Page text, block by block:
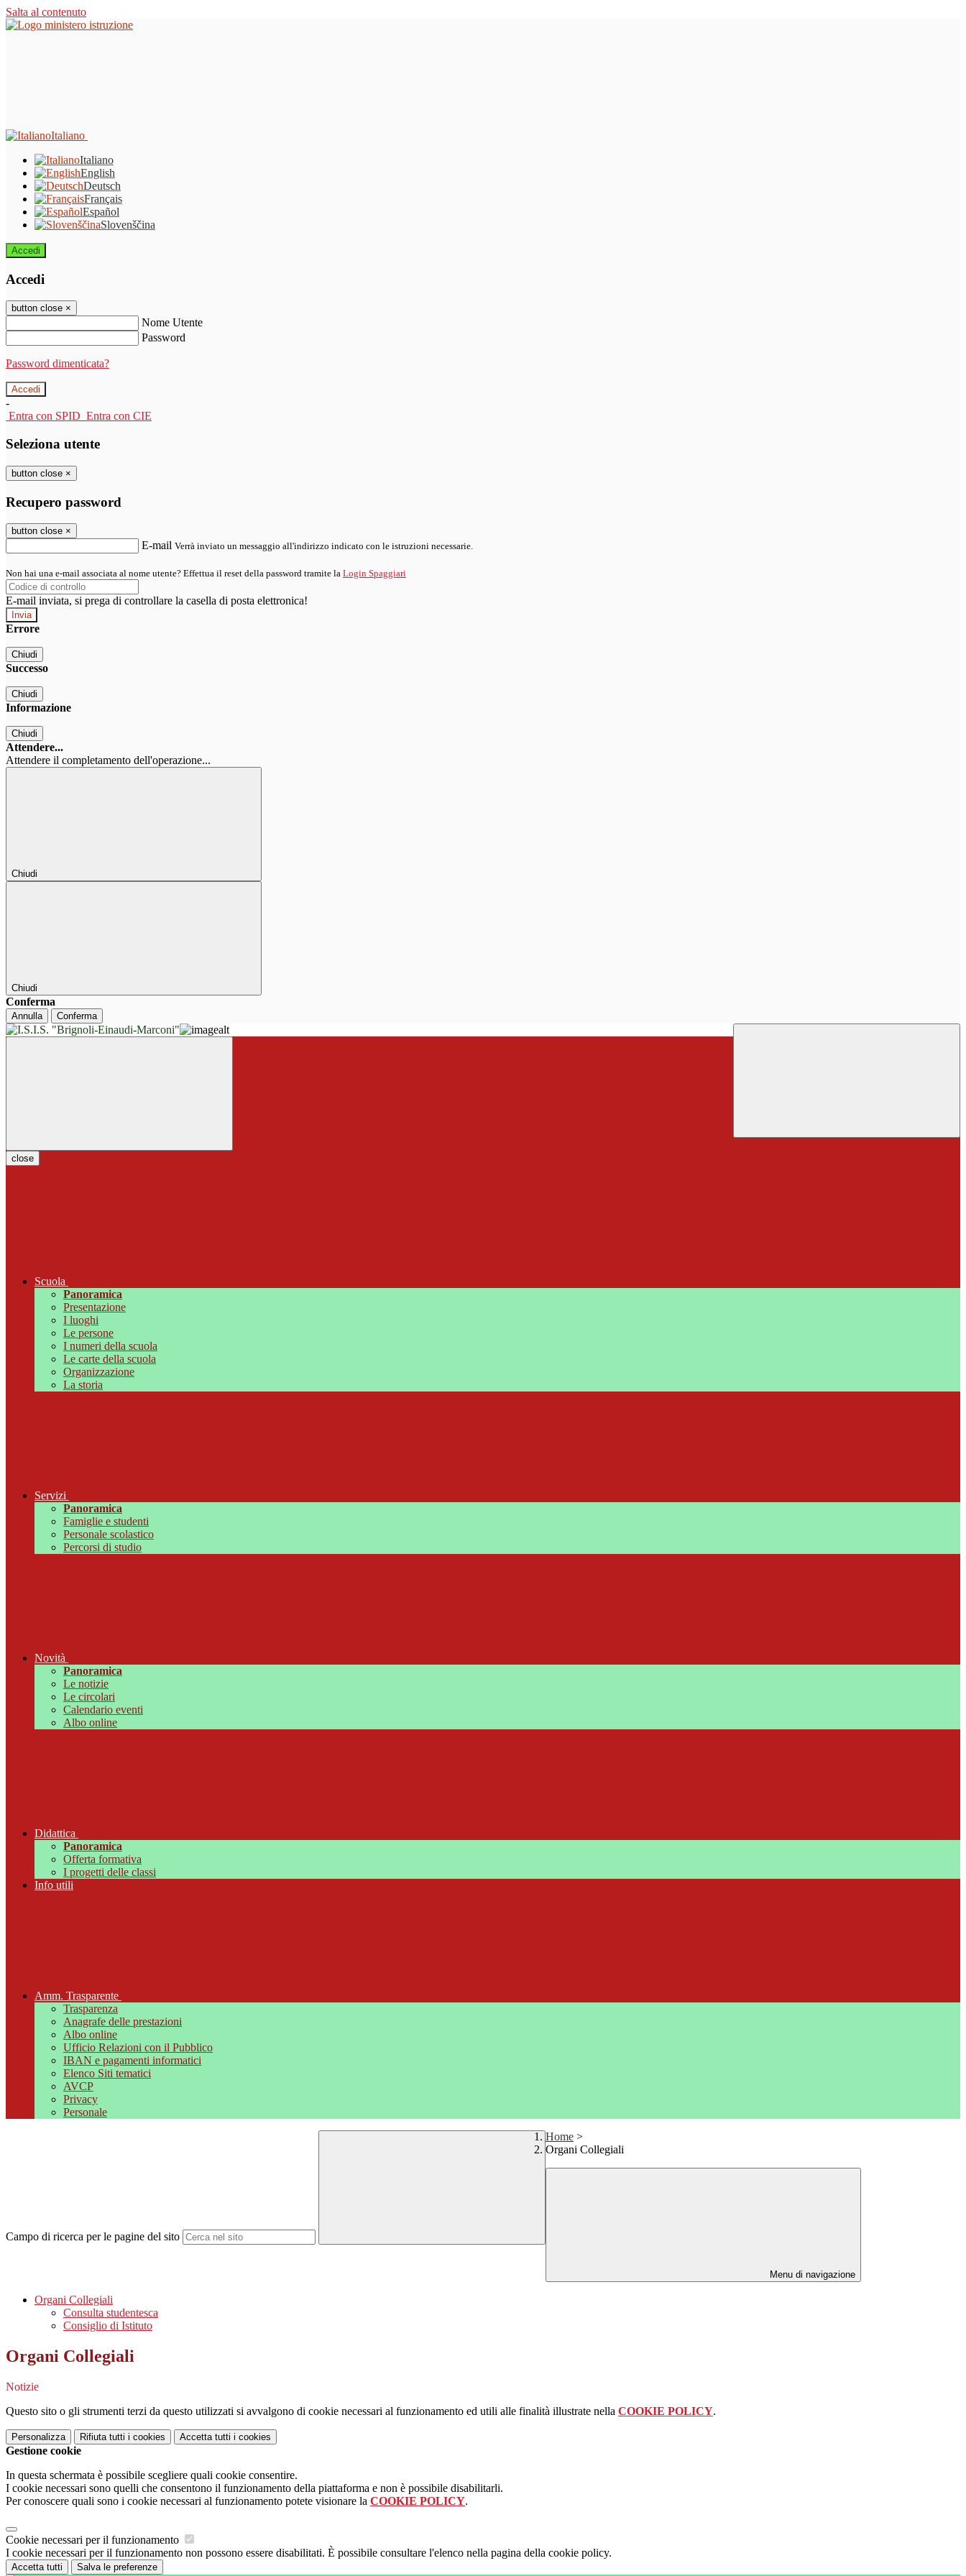
Salta al contenuto
Italiano
Italiano
English
Deutsch
Français
Español
Slovenščina
Accedi
Accedi
button close ×
Nome Utente
Password
Password dimenticata?
-
Entra con SPID Entra con CIE
Seleziona utente
button close ×
Recupero password
button close ×
E-mail Verrà inviato un messaggio all'indirizzo indicato con le istruzioni necessarie.
Non hai una e-mail associata al nome utente? Effettua il reset della password tramite la Login Spaggiari
E-mail inviata, si prega di controllare la casella di posta elettronica!
Errore
Chiudi
Successo
Chiudi
Informazione
Chiudi
Attendere...
Attendere il completamento dell'operazione...
Chiudi
Chiudi
Conferma
Annulla Conferma
close
Scuola
Panoramica
Presentazione
I luoghi
Le persone
I numeri della scuola
Le carte della scuola
Organizzazione
La storia
Servizi
Panoramica
Famiglie e studenti
Personale scolastico
Percorsi di studio
Novità
Panoramica
Le notizie
Le circolari
Calendario eventi
Albo online
Didattica
Panoramica
Offerta formativa
I progetti delle classi
Info utili
Amm. Trasparente
Trasparenza
Anagrafe delle prestazioni
Albo online
Ufficio Relazioni con il Pubblico
IBAN e pagamenti informatici
Elenco Siti tematici
AVCP
Privacy
Personale
Campo di ricerca per le pagine del sito
Home >
Organi Collegiali
Menu di navigazione
Organi Collegiali
Consulta studentesca
Consiglio di Istituto
Organi Collegiali
Notizie
Questo sito o gli strumenti terzi da questo utilizzati si avvalgono di cookie necessari al funzionamento ed utili alle finalità illustrate nella COOKIE POLICY.
Personalizza Rifiuta tutti i cookies Accetta tutti i cookies
Gestione cookie
In questa schermata è possibile scegliere quali cookie consentire.
I cookie necessari sono quelli che consentono il funzionamento della piattaforma e non è possibile disabilitarli.
Per conoscere quali sono i cookie necessari al funzionamento potete visionare la COOKIE POLICY.
Cookie necessari per il funzionamento
I cookie necessari per il funzionamento non possono essere disabilitati. È possibile consultare l'elenco nella pagina della cookie policy.
Accetta tutti Salva le preferenze